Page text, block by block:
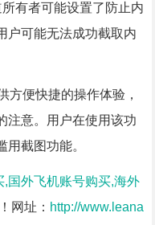
有者可能设置了防止内
户可能无法成功截取内
方便快捷的操作体验，
注意。用户在使用该功
截图功能。
国外飞机账号购买,海外
网址： http://www.leana